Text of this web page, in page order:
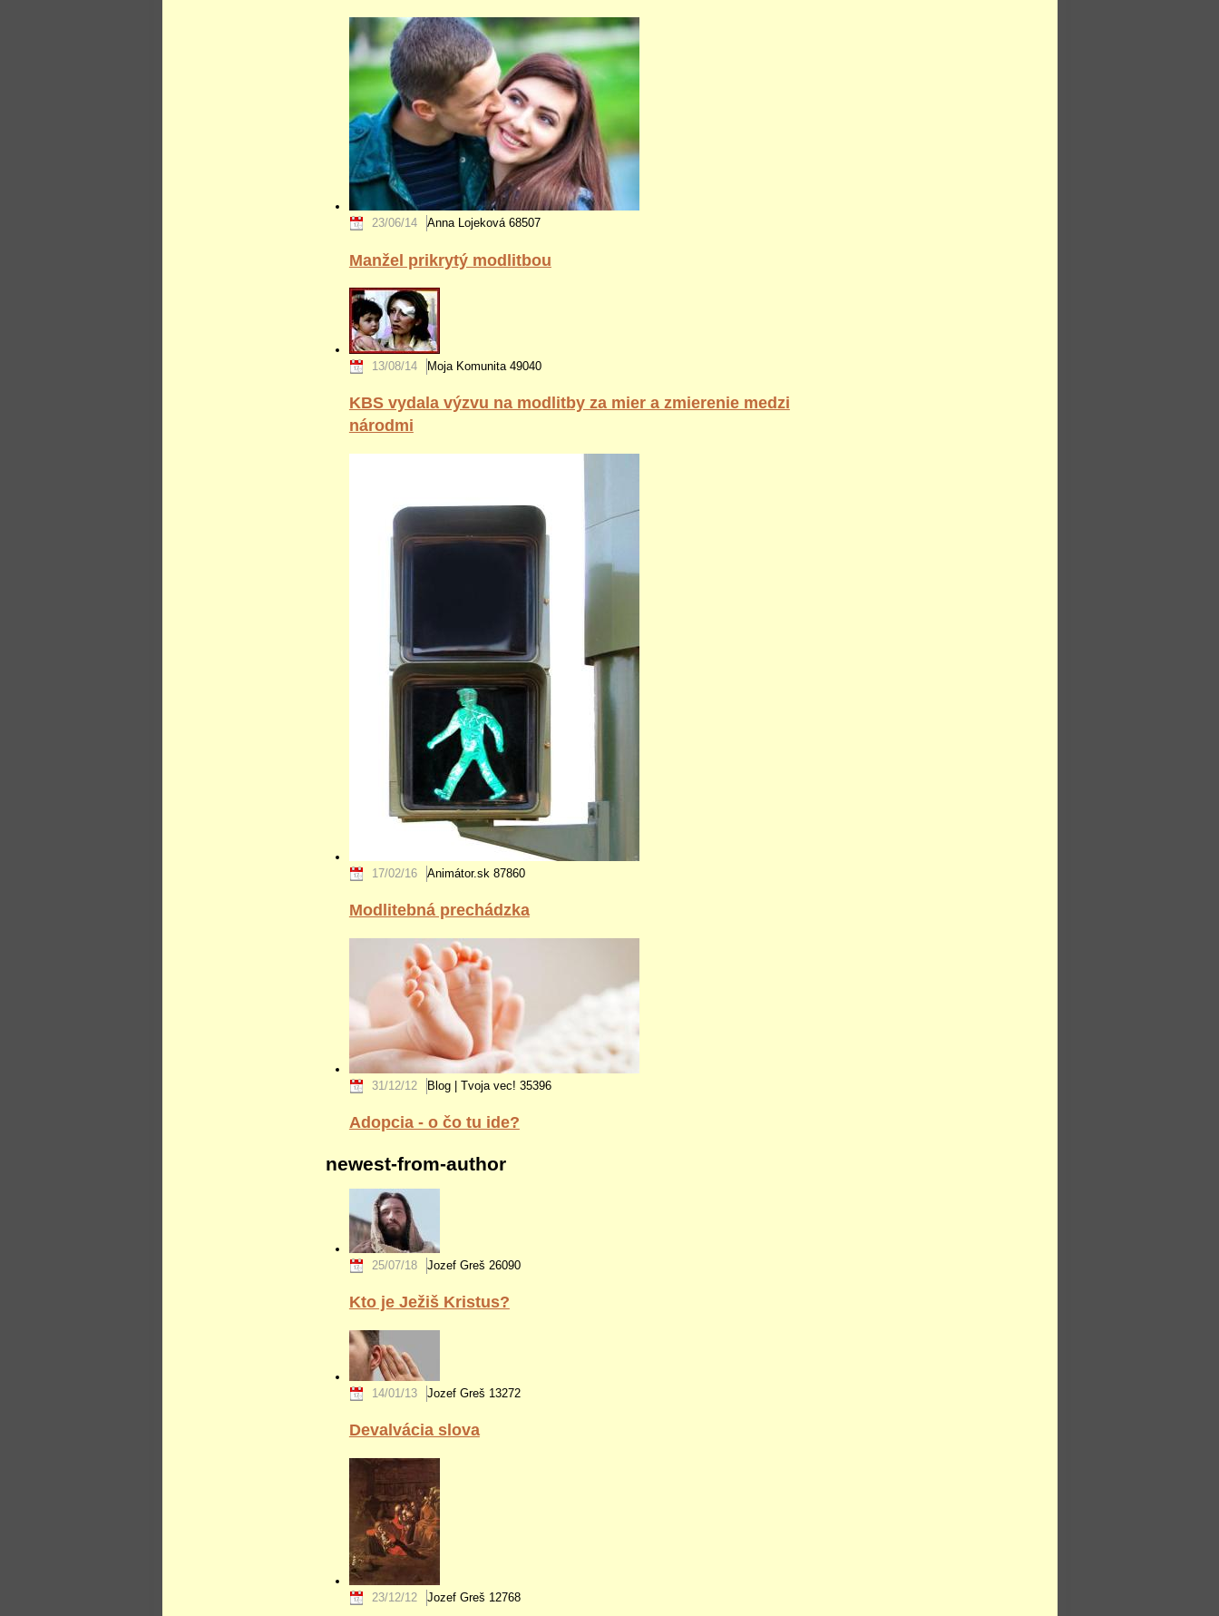
Anna Lojeková
23/06/14 68507
Manžel prikrytý modlitbou
Moja Komunita
13/08/14 49040
KBS vydala výzvu na modlitby za mier a zmierenie medzi
národmi
Animátor.sk
17/02/16 87860
Modlitebná prechádzka
Blog | Tvoja vec!
31/12/12 35396
Adopcia - o čo tu ide?
newest-from-author
Jozef Greš
25/07/18 26090
Kto je Ježiš Kristus?
Jozef Greš
14/01/13 13272
Devalvácia slova
Jozef Greš
23/12/12 12768